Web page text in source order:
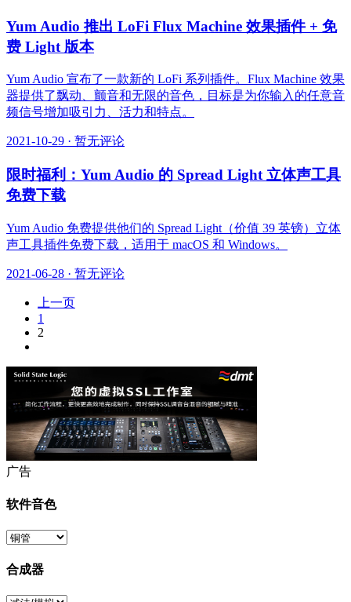
Yum Audio 推出 LoFi Flux Machine 效果插件 + 免
费 Light 版本
Yum Audio 宣布了一款新的 LoFi 系列插件。Flux Machine 效果
器提供了飘动、颤音和无限的音色，目标是为你输入的任意音
频信号增加吸引力、活力和特点。
2021-10-29 · 暂无评论
限时福利：Yum Audio 的 Spread Light 立体声工具
免费下载
Yum Audio 免费提供他们的 Spread Light（价值 39 英镑）立体
声工具插件免费下载，适用于 macOS 和 Windows。
2021-06-28 · 暂无评论
上一页
1
2
广告
软件音色
合成器